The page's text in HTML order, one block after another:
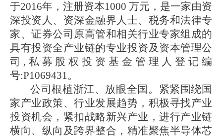
于2016年，注册资本1000 万元，是一家由资
深投资人、资深金融界人士、税务和法律专
家、证券公司原高管和相关行业专家组成的
具有投资全产业链的专业投资及资本管理公
司,私募股权投资基金管理人登记编
号:P1069431。
公司根植浙江、放眼全国。紧紧围绕国
家产业政策、行业发展趋势，积极寻找产业
投资机会，紧扣战略新兴产业，进行产业链
横向、纵向及跨界整合，精准聚焦半导体芯